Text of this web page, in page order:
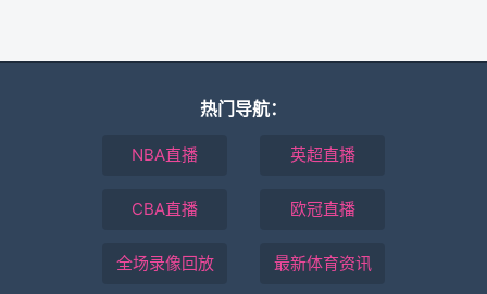
热门导航：
NBA直播 英超直播
CBA直播 欧冠直播
全场录像回放 最新体育资讯